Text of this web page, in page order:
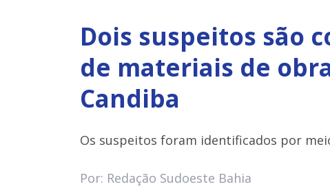
Dois suspeitos são
de materiais de
Candiba
Os suspeitos foram identificados por
Por: Redação Sudoeste Bahia